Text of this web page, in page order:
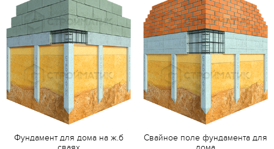
Фундамент для дома на ж.б
Свайное поле фундамента для